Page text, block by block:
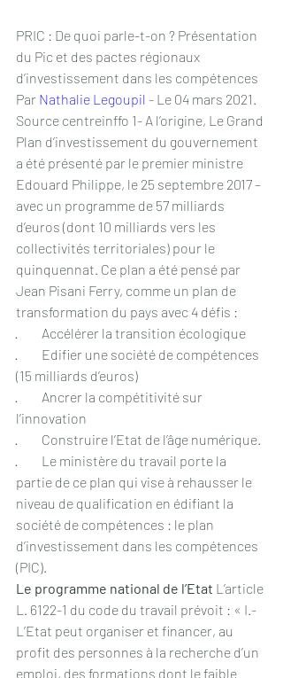
PRIC : De quoi parle-t-on ? Présentation
du Pic et des pactes régionaux
d’investissement dans les compétences
Par Nathalie Legoupil - Le 04 mars 2021.
Source centreinffo 1- A l’origine, Le Grand
Plan d’investissement du gouvernement
a été présenté par le premier ministre
Edouard Philippe, le 25 septembre 2017 –
avec un programme de 57 milliards
d’euros (dont 10 milliards vers les
collectivités territoriales) pour le
quinquennat. Ce plan a été pensé par
Jean Pisani Ferry, comme un plan de
transformation du pays avec 4 défis :
·         Accélérer la transition écologique
·         Edifier une société de compétences
(15 milliards d’euros)
·         Ancrer la compétitivité sur
l’innovation
·         Construire l’Etat de l’âge numérique.
·         Le ministère du travail porte la
partie de ce plan qui vise à rehausser le
niveau de qualification en édifiant la
société de compétences : le plan
d’investissement dans les compétences
(PIC).
Le programme national de l’Etat L’article
L. 6122-1 du code du travail prévoit : « I.-
L’Etat peut organiser et financer, au
profit des personnes à la recherche d’un
emploi, des formations dont le faible